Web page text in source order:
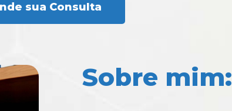
sua Consulta
Sobre mim: